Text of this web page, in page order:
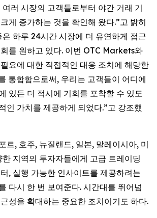
러 시장의 고객들로부터 야간 거래 기
게 증가하는 것을 확인해 왔다.”고 밝히
하루 24시간 시장에 더 유연하게 접근
를 원하고 있다. 이번 OTC Markets와
요에 대한 직접적인 대응 조치에 해당한
통합함으로써, 우리는 고객들이 어디에
있든 더 적시에 기회를 포착할 수 있도
인 가치를 제공하게 되었다.”고 강조했
르, 호주, 뉴질랜드, 일본, 말레이시아, 미
지역의 투자자들에게 고급 트레이딩
, 실행 가능한 인사이트를 제공하려는
다시 한 번 보여준다. 시간대를 뛰어넘
성을 확대하는 중요한 조치이기도 하다.